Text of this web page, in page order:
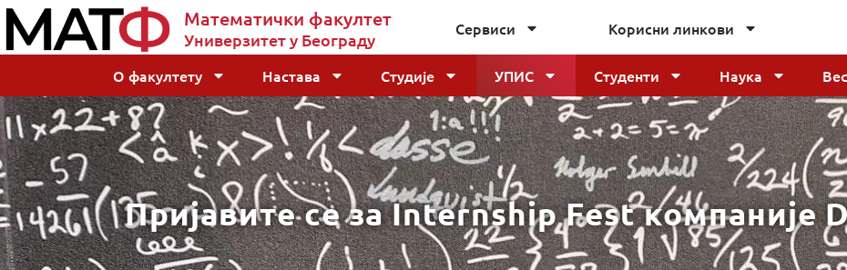
Математички факултет
Универзитет у Београду
Сервиси Корисни линкови
О факултету Настава Студије УПИС Студенти Наука
Пријавите се за Internship Fest компаније